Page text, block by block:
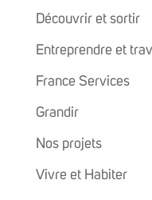
Découvrir et sortir
Entreprendre et
France Services
Grandir
Nos projets
Vivre et Habiter